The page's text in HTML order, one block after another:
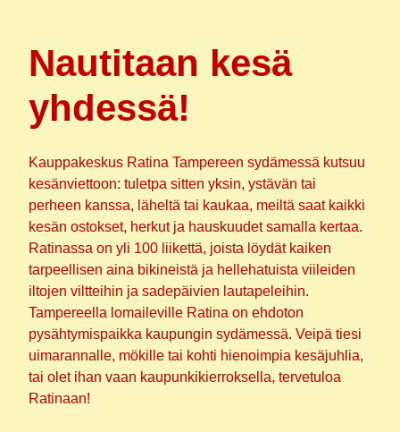
Nautitaan kesä
yhdessä!
Kauppakeskus Ratina Tampereen sydämessä kutsuu
kesänviettoon: tuletpa sitten yksin, ystävän tai
perheen kanssa, läheltä tai kaukaa, meiltä saat kaikki
kesän ostokset, herkut ja hauskuudet samalla kertaa.
Ratinassa on yli 100 liikettä, joista löydät kaiken
tarpeellisen aina bikineistä ja hellehatuista viileiden
iltojen viltteihin ja sadepäivien lautapeleihin.
Tampereella lomaileville Ratina on ehdoton
pysähtymispaikka kaupungin sydämessä. Veipä tiesi
uimarannalle, mökille tai kohti hienoimpia kesäjuhlia,
tai olet ihan vaan kaupunkikierroksella, tervetuloa
Ratinaan!